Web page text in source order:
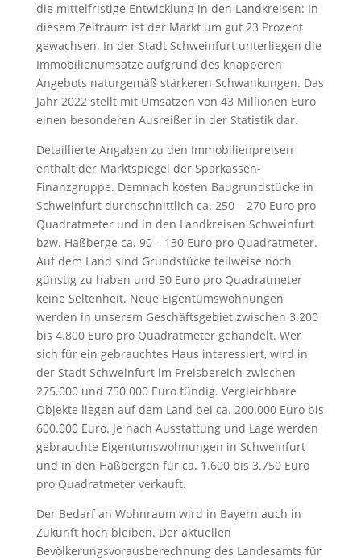
die mittelfristige Entwicklung in den Landkreisen: In
diesem Zeitraum ist der Markt um gut 23 Prozent
gewachsen. In der Stadt Schweinfurt unterliegen die
Immobilienumsätze aufgrund des knapperen
Angebots naturgemäß stärkeren Schwankungen. Das
Jahr 2022 stellt mit Umsätzen von 43 Millionen Euro
einen besonderen Ausreißer in der Statistik dar.
Detaillierte Angaben zu den Immobilienpreisen
enthält der Marktspiegel der Sparkassen-
Finanzgruppe. Demnach kosten Baugrundstücke in
Schweinfurt durchschnittlich ca. 250 – 270 Euro pro
Quadratmeter und in den Landkreisen Schweinfurt
bzw. Haßberge ca. 90 – 130 Euro pro Quadratmeter.
Auf dem Land sind Grundstücke teilweise noch
günstig zu haben und 50 Euro pro Quadratmeter
keine Seltenheit. Neue Eigentumswohnungen
werden in unserem Geschäftsgebiet zwischen 3.200
bis 4.800 Euro pro Quadratmeter gehandelt. Wer
sich für ein gebrauchtes Haus interessiert, wird in
der Stadt Schweinfurt im Preisbereich zwischen
275.000 und 750.000 Euro fündig. Vergleichbare
Objekte liegen auf dem Land bei ca. 200.000 Euro bis
600.000 Euro. Je nach Ausstattung und Lage werden
gebrauchte Eigentumswohnungen in Schweinfurt
und in den Haßbergen für ca. 1.600 bis 3.750 Euro
pro Quadratmeter verkauft.
Der Bedarf an Wohnraum wird in Bayern auch in
Zukunft hoch bleiben. Der aktuellen
Bevölkerungsvorausberechnung des Landesamts für